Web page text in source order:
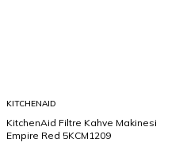
KITCHENAID
KitchenAid Filtre Kahve Makinesi
Empire Red 5KCM1209